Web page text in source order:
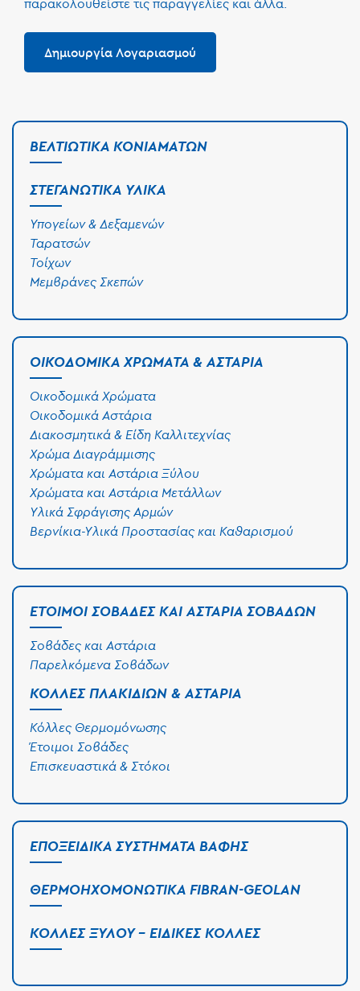
παρακολουθείστε τις παραγγελίες και άλλα.
Δημιουργία Λογαριασμού
ΒΕΛΤΙΩΤΙΚΆ ΚΟΝΙΑΜΆΤΩΝ
ΣΤΕΓΑΝΩΤΙΚΆ ΥΛΙΚΆ
Υπογείων & Δεξαμενών
Ταρατσών
Τοίχων
Μεμβράνες Σκεπών
ΟΙΚΟΔΟΜΙΚΆ ΧΡΏΜΑΤΑ & ΑΣΤΆΡΙΑ
Οικοδομικά Χρώματα
Οικοδομικά Αστάρια
Διακοσμητικά & Είδη Καλλιτεχνίας
Χρώμα Διαγράμμισης
Χρώματα και Αστάρια Ξύλου
Χρώματα και Αστάρια Μετάλλων
Υλικά Σφράγισης Αρμών
Βερνίκια-Υλικά Προστασίας και Καθαρισμού
ΈΤΟΙΜΟΙ ΣΟΒΆΔΕΣ ΚΑΙ ΑΣΤΆΡΙΑ ΣΟΒΆΔΩΝ
Σοβάδες και Αστάρια
Παρελκόμενα Σοβάδων
ΚΌΛΛΕΣ ΠΛΑΚΙΔΊΩΝ & ΑΣΤΆΡΙΑ
Κόλλες Θερμομόνωσης
Έτοιμοι Σοβάδες
Επισκευαστικά & Στόκοι
ΕΠΟΞΕΙΔΙΚΆ ΣΥΣΤΉΜΑΤΑ ΒΑΦΉΣ
ΘΕΡΜΟΗΧΟΜΟΝΩΤΙΚΆ FIBRAN-GEOLAN
ΚΌΛΛΕΣ ΞΎΛΟΥ - ΕΙΔΙΚΈΣ ΚΌΛΛΕΣ